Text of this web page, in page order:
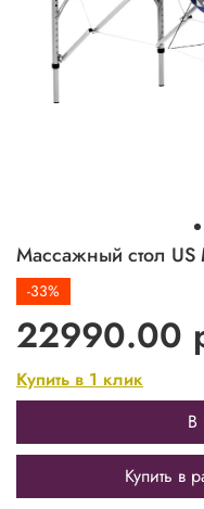
Массажный стол US
-33%
22990.00
Купить в 1 клик
В
Купить в